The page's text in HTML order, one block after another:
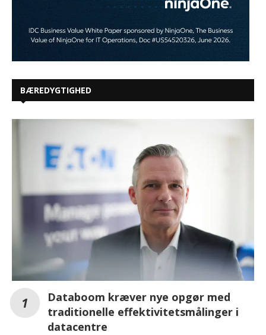
BÆREDYGTIGHED
Databoom kræver nye opgør med
traditionelle effektivitetsmålinger i
datacentre